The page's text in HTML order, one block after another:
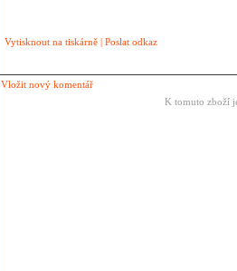
Vytisknout na tiskárně | Poslat odkaz
Vložit nový komentář
K tomuto zboží